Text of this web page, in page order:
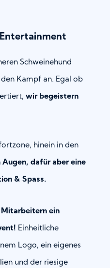
Schweinehund
Kampf an. Egal ob
wir begeistern
hinein in den
Augen, dafür aber eine
& Spass.
ein
Einheitliche
Logo, ein eigenes
und der riesige